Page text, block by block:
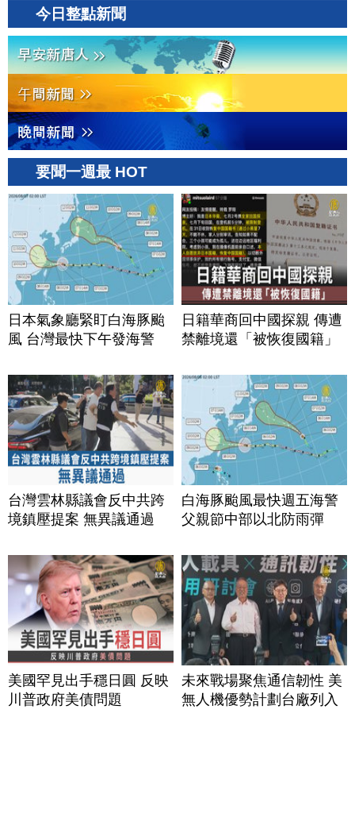
今日整點新聞
要聞一週最 HOT
日本氣象廳緊盯白海豚颱
風 台灣最快下午發海警
日籍華商回中國探親 傳遭
禁離境還「被恢復國籍」
台灣雲林縣議會反中共跨
境鎮壓提案 無異議通過
白海豚颱風最快週五海警
父親節中部以北防雨彈
美國罕見出手穩日圓 反映
川普政府美債問題
未來戰場聚焦通信韌性 美
無人機優勢計劃台廠列入